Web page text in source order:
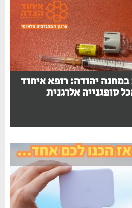
יהודה: רופא איחוד
סופגנייה אלרגנית